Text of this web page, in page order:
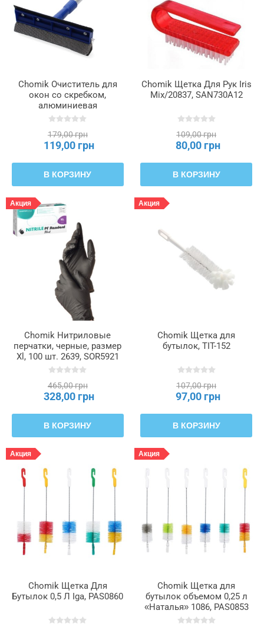
Chomik Очиститель для
окон со скребком,
алюминиевая
телескопическая штанга
179,00 грн
119,00 грн
В КОРЗИНУ
Chomik Щетка Для Рук Iris
Mix/20837, SAN730A12
109,00 грн
80,00 грн
В КОРЗИНУ
Акция
Chomik Нитриловые
перчатки, черные, размер
Xl, 100 шт. 2639, SOR5921
465,00 грн
328,00 грн
В КОРЗИНУ
Акция
Chomik Щетка для
бутылок, TIT-152
107,00 грн
97,00 грн
В КОРЗИНУ
Акция
Chomik Щетка Для
Бутылок 0,5 Л Iga, PAS0860
Акция
Chomik Щетка для
бутылок объемом 0,25 л
«Наталья» 1086, PAS0853